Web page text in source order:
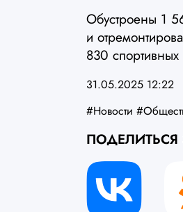
Обустроены 1
и
830
31.05.2025 12:22
#Новости